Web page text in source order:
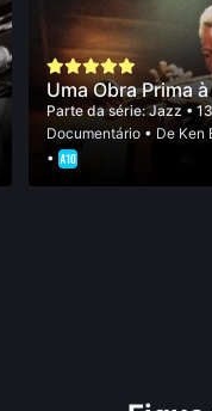
Uma Obra Prima
Parte da série:Jazz •
Documentário• De Ken
•